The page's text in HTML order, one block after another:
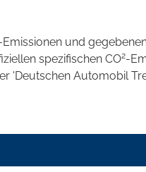
Emissionen und
spezifischen CO2-
'Deutschen Automobil